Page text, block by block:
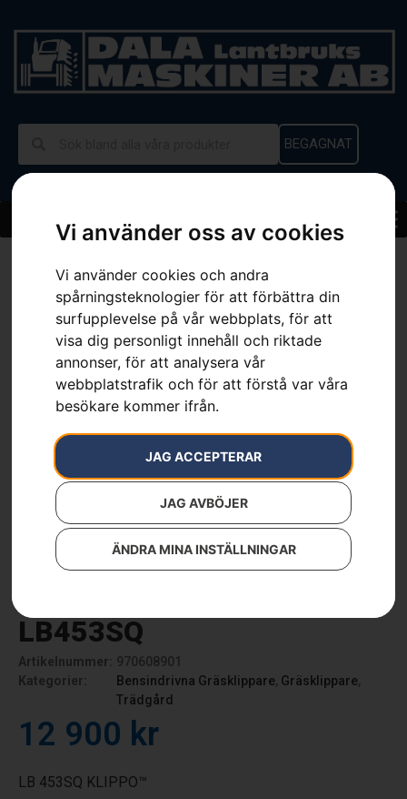
Vi använder oss av cookies
Vi använder cookies och andra
spårningsteknologier för att förbättra din
surfupplevelse på vår webbplats, för att
visa dig personligt innehåll och riktade
annonser, för att analysera vår
webbplatstrafik och för att förstå var våra
besökare kommer ifrån.
JAG ACCEPTERAR
JAG AVBÖJER
ÄNDRA MINA INSTÄLLNINGAR
BEGAGNAT
Husqvarna KLIPPO
LB453SQ
Artikelnummer:
970608901
Kategorier:
Bensindrivna Gräsklippare, Gräsklippare,
Trädgård
12 900 kr
LB 453SQ KLIPPO™